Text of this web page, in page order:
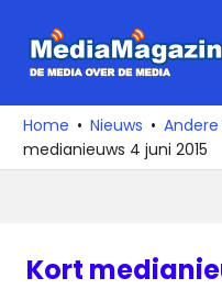
naar
media
over
de
Home Nieuws
medianieuws 4 juni 2015
Kort